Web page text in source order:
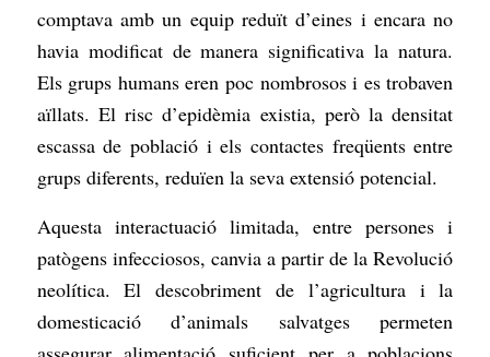
comptava amb un equip reduït d’eines i encara no
havia modificat de manera significativa la natura.
Els grups humans eren poc nombrosos i es trobaven
aïllats. El risc d’epidèmia existia, però la densitat
escassa de població i els contactes freqüents entre
grups diferents, reduïen la seva extensió potencial.
Aquesta interactuació limitada, entre persones i
patògens infecciosos, canvia a partir de la Revolució
neolítica. El descobriment de l’agricultura i la
domesticació d’animals salvatges permeten